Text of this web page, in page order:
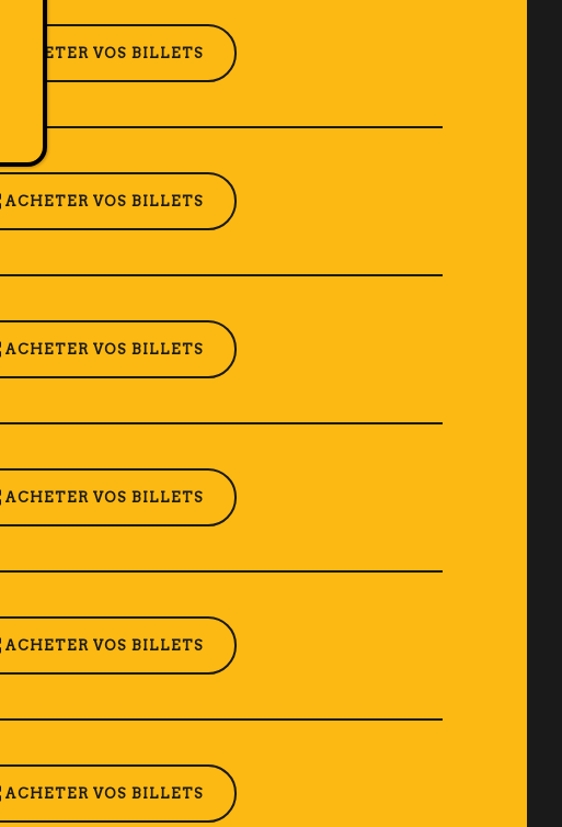
ACHETER VOS BILLETS
ACHETER VOS BILLETS
ACHETER VOS BILLETS
ACHETER VOS BILLETS
ACHETER VOS BILLETS
ACHETER VOS BILLETS